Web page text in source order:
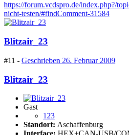
https://forum.vcdspro.de/index.php?/
nicht-testen/#findComment-31584
Blitzair_23
#11 - Geschrieben 26. Februar 2009
Blitzair_23
Gast
123
Standort: Aschaffenburg